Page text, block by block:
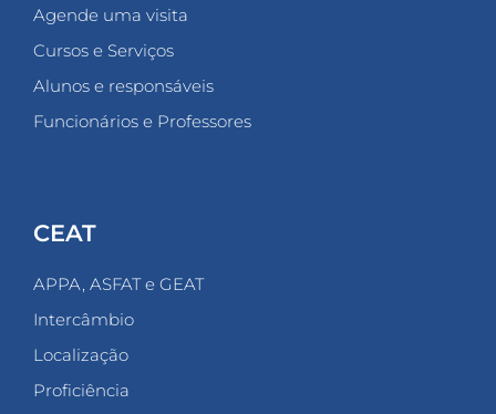
Agende uma visita
Cursos e Serviços
Alunos e responsáveis
Funcionários e Professores
CEAT
APPA, ASFAT e GEAT
Intercâmbio
Localização
Proficiência